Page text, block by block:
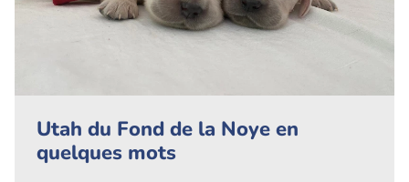
Utah du Fond de la Noye en
quelques mots